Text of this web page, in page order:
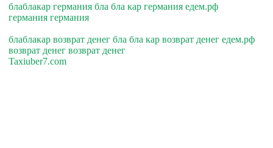
блаблакар германия бла бла кар германия едем.рф
германия германия
блаблакар возврат денег бла бла кар возврат денег едем.рф
возврат денег возврат денег
Taxiuber7.com